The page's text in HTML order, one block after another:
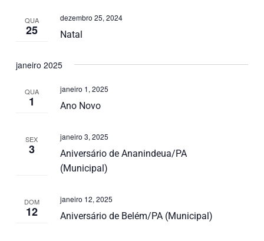
QUA
25 Natal
dezembro 25, 2024
janeiro 2025
QUA
1 Ano Novo
janeiro 1, 2025
SEX
3
Aniversário de Ananindeua/PA
(Municipal)
janeiro 3, 2025
DOM
12 Aniversário de Belém/PA (Municipal)
janeiro 12, 2025